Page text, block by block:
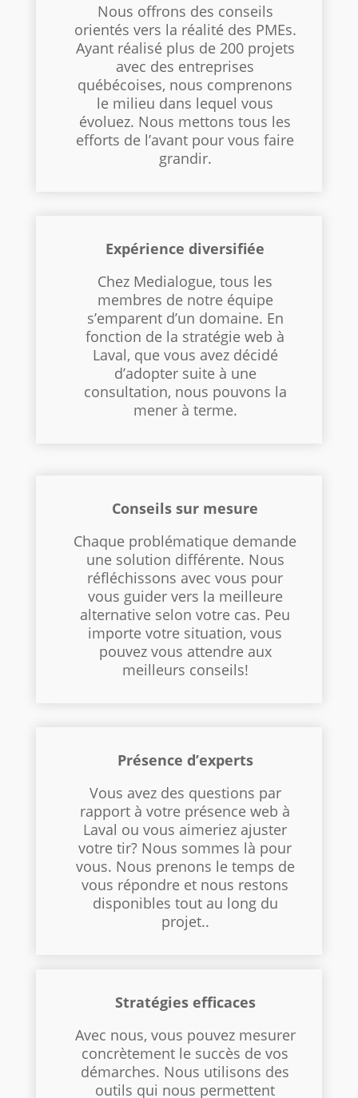
Nous offrons des conseils
orientés vers la réalité des PMEs.
Ayant réalisé plus de 200 projets
avec des entreprises
québécoises, nous comprenons
le milieu dans lequel vous
évoluez. Nous mettons tous les
efforts de l’avant pour vous faire
grandir.
Expérience diversifiée
Chez Medialogue, tous les
membres de notre équipe
s’emparent d’un domaine. En
fonction de la stratégie web à
Laval, que vous avez décidé
d’adopter suite à une
consultation, nous pouvons la
mener à terme.
Conseils sur mesure
Chaque problématique demande
une solution différente. Nous
réfléchissons avec vous pour
vous guider vers la meilleure
alternative selon votre cas. Peu
importe votre situation, vous
pouvez vous attendre aux
meilleurs conseils!
Présence d’experts
Vous avez des questions par
rapport à votre présence web à
Laval ou vous aimeriez ajuster
votre tir? Nous sommes là pour
vous. Nous prenons le temps de
vous répondre et nous restons
disponibles tout au long du
projet..
Stratégies efficaces
Avec nous, vous pouvez mesurer
concrètement le succès de vos
démarches. Nous utilisons des
outils qui nous permettent